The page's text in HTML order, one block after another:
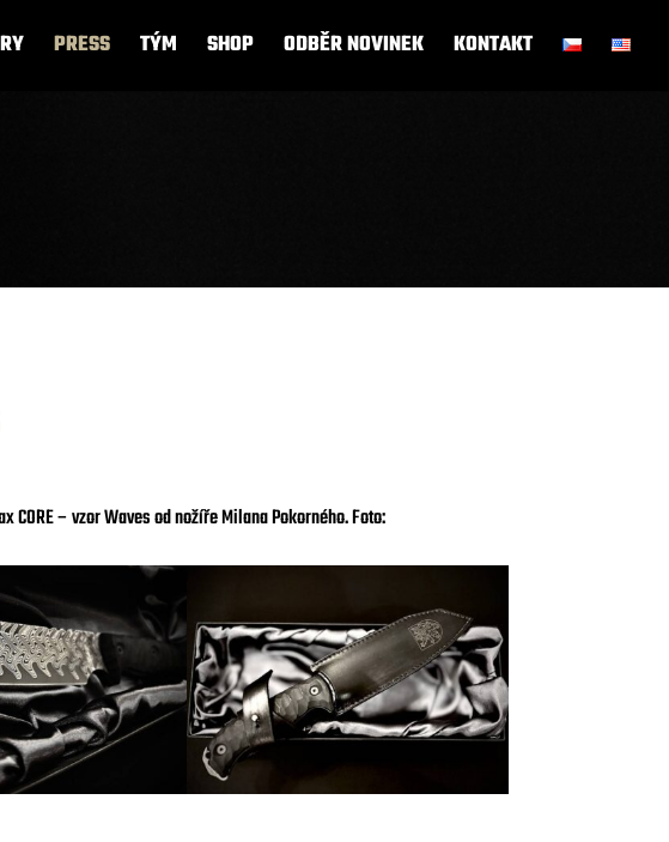
PRESS TÝM SHOP ODBĚR NOVINEK KONTAKT
CORE – vzor Waves od nožíře Milana Pokorného. Foto: